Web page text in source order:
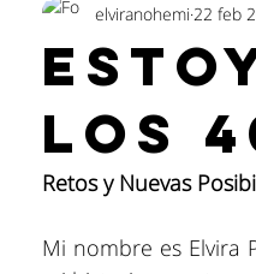
los
elviranohemi 22 feb
Retos y Nuevas
Mi nombre es Elvira